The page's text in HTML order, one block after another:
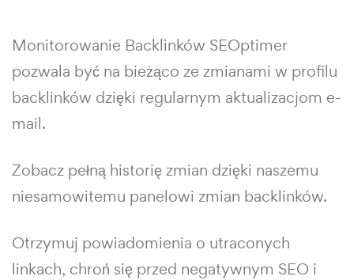
Monitorowanie Backlinków SEOptimer
pozwala być na bieżąco ze zmianami w profilu
backlinków dzięki regularnym aktualizacjom e-
mail.
Zobacz pełną historię zmian dzięki naszemu
niesamowitemu panelowi zmian backlinków.
Otrzymuj powiadomienia o utraconych
linkach, chroń się przed negatywnym SEO i